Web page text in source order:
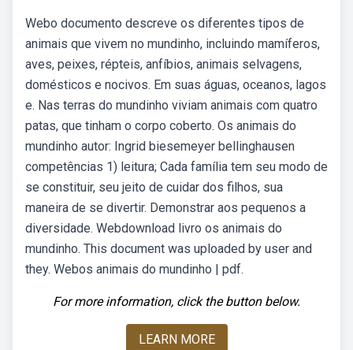
Webo documento descreve os diferentes tipos de
animais que vivem no mundinho, incluindo mamíferos,
aves, peixes, répteis, anfíbios, animais selvagens,
domésticos e nocivos. Em suas águas, oceanos, lagos
e. Nas terras do mundinho viviam animais com quatro
patas, que tinham o corpo coberto. Os animais do
mundinho autor: Ingrid biesemeyer bellinghausen
competências 1) leitura; Cada família tem seu modo de
se constituir, seu jeito de cuidar dos filhos, sua
maneira de se divertir. Demonstrar aos pequenos a
diversidade. Webdownload livro os animais do
mundinho. This document was uploaded by user and
they. Webos animais do mundinho | pdf.
For more information, click the button below.
LEARN MORE